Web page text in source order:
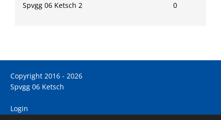
Spvgg 06 Ketsch 2
0
Copyright 2016 - 2026
Spvgg 06 Ketsch
Login